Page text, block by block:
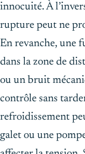
innocuité. À
rupture peut ne
En revanche, une
dans la zone de
ou un bruit
contrôle sans
refroidissement
galet ou une